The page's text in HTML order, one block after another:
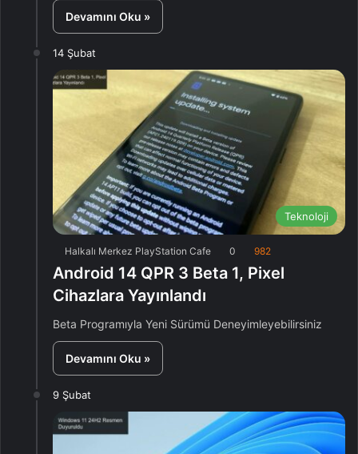
Devamını Oku »
14 Şubat
Teknoloji
Halkalı Merkez PlayStation Cafe 0 982
Android 14 QPR 3 Beta 1, Pixel
Cihazlara Yayınlandı
Beta Programıyla Yeni Sürümü Deneyimleyebilirsiniz
Devamını Oku »
9 Şubat